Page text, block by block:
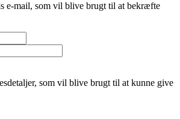
e-mail, som vil blive brugt til at bekræfte
som vil blive brugt til at kunne give